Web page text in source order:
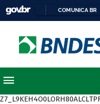
COMUNICA BR